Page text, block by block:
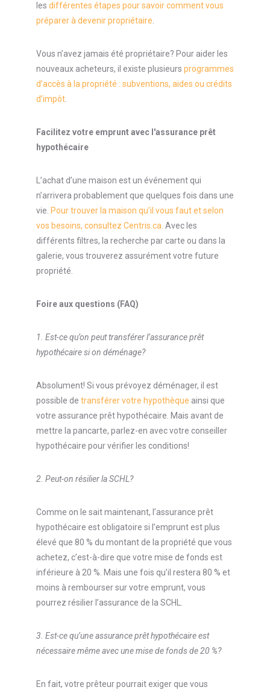
les différentes étapes pour savoir comment vous
préparer à devenir propriétaire.
Vous n’avez jamais été propriétaire? Pour aider les
nouveaux acheteurs, il existe plusieurs programmes
d’accès à la propriété : subventions, aides ou crédits
d’impôt.
Facilitez votre emprunt avec l'assurance prêt
hypothécaire
L’achat d’une maison est un événement qui
n’arrivera probablement que quelques fois dans une
vie. Pour trouver la maison qu’il vous faut et selon
vos besoins, consultez Centris.ca. Avec les
différents filtres, la recherche par carte ou dans la
galerie, vous trouverez assurément votre future
propriété.
Foire aux questions (FAQ)
1. Est-ce qu’on peut transférer l’assurance prêt
hypothécaire si on déménage?
Absolument! Si vous prévoyez déménager, il est
possible de transférer votre hypothèque ainsi que
votre assurance prêt hypothécaire. Mais avant de
mettre la pancarte, parlez-en avec votre conseiller
hypothécaire pour vérifier les conditions!
2. Peut-on résilier la SCHL?
Comme on le sait maintenant, l’assurance prêt
hypothécaire est obligatoire si l’emprunt est plus
élevé que 80 % du montant de la propriété que vous
achetez, c’est-à-dire que votre mise de fonds est
inférieure à 20 %. Mais une fois qu’il restera 80 % et
moins à rembourser sur votre emprunt, vous
pourrez résilier l’assurance de la SCHL.
3. Est-ce qu’une assurance prêt hypothécaire est
nécessaire même avec une mise de fonds de 20 %?
En fait, votre prêteur pourrait exiger que vous